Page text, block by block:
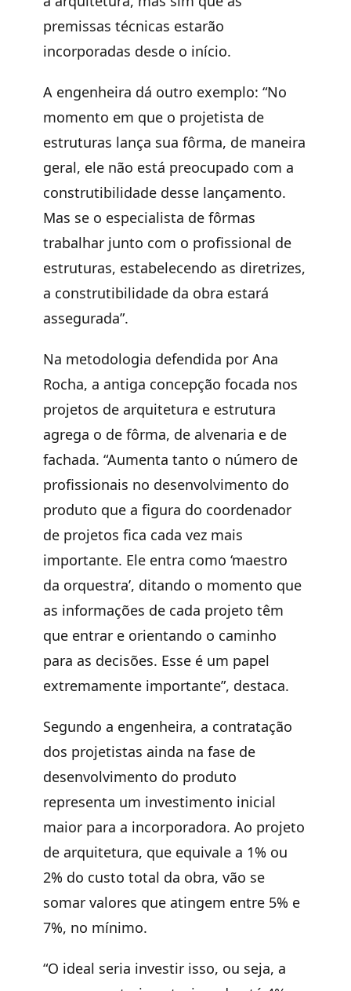
premissas técnicas estarão
incorporadas desde o início.
A engenheira dá outro exemplo: “No
momento em que o projetista de
estruturas lança sua fôrma, de maneira
geral, ele não está preocupado com a
construtibilidade desse lançamento.
Mas se o especialista de fôrmas
trabalhar junto com o profissional de
estruturas, estabelecendo as diretrizes,
a construtibilidade da obra estará
assegurada”.
Na metodologia defendida por Ana
Rocha, a antiga concepção focada nos
projetos de arquitetura e estrutura
agrega o de fôrma, de alvenaria e de
fachada. “Aumenta tanto o número de
profissionais no desenvolvimento do
produto que a figura do coordenador
de projetos fica cada vez mais
importante. Ele entra como ‘maestro
da orquestra’, ditando o momento que
as informações de cada projeto têm
que entrar e orientando o caminho
para as decisões. Esse é um papel
extremamente importante”, destaca.
Segundo a engenheira, a contratação
dos projetistas ainda na fase de
desenvolvimento do produto
representa um investimento inicial
maior para a incorporadora. Ao projeto
de arquitetura, que equivale a 1% ou
2% do custo total da obra, vão se
somar valores que atingem entre 5% e
7%, no mínimo.
“O ideal seria investir isso, ou seja, a